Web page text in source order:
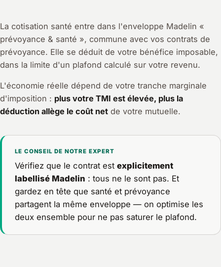
La cotisation santé entre dans l'enveloppe Madelin «
prévoyance & santé », commune avec vos contrats de
prévoyance. Elle se déduit de votre bénéfice imposable,
dans la limite d'un plafond calculé sur votre revenu.
L'économie réelle dépend de votre tranche marginale
d'imposition : plus votre TMI est élevée, plus la
déduction allège le coût net de votre mutuelle.
LE CONSEIL DE NOTRE EXPERT
Vérifiez que le contrat est explicitement
labellisé Madelin : tous ne le sont pas. Et
gardez en tête que santé et prévoyance
partagent la même enveloppe — on optimise les
deux ensemble pour ne pas saturer le plafond.